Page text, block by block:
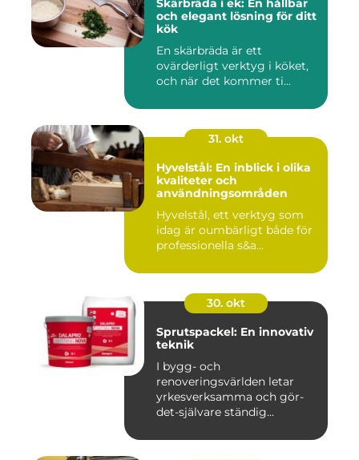
Skärbräda i ek: En hållbar
och elegant lösning för ditt
kök
En skärbräda är ett
ovärderligt verktyg i köket,
och när det kommer ti...
31. okt
Hyvelstål: En inblick i olika
kvaliteter och
användningsområden
Hyvelstål, ett verktyg som
idag är oumbärligt både för
professionella s&a...
30. okt
Sprutspackel: En innovativ
teknik
I bygg- och
renoveringsvärlden letar
yrkesverksamma och gör-
det-självare ständig...